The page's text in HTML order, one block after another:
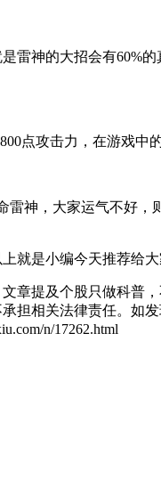
是雷神的大招会有60%
点攻击力，在游戏中
神，大家运气不好，
就是小编今天推荐给大
章提及个股只做科普
担相关法律责任。如
n/17262.html